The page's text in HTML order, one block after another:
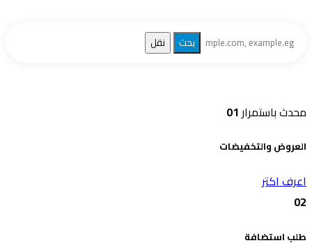
محدث باستمرار01
العروض والتخفيضات
اعرف اكتر
02
طلب استضافة